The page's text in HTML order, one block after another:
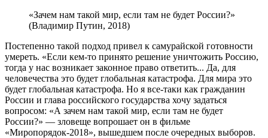
«Зачем нам такой мир, если там не будет России?»
(Владимир Путин, 2018)
Постепенно такой подход привел к самурайской готовности
умереть. «Если кем-то принято решение уничтожить Россию,
тогда у нас возникает законное право ответить... Да, для
человечества это будет глобальная катастрофа. Для мира это
будет глобальная катастрофа. Но я все-таки как гражданин
России и глава российского государства хочу задаться
вопросом: «А зачем нам такой мир, если там не будет
России?» — зловеще вопрошает он в фильме
«Миропорядок-2018», вышедшем после очередных выборов.